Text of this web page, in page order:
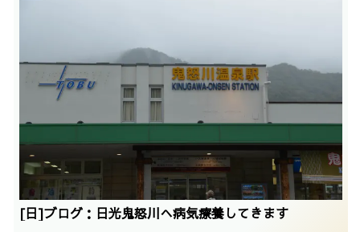
[日]ブログ：日光鬼怒川へ病気療養してきます